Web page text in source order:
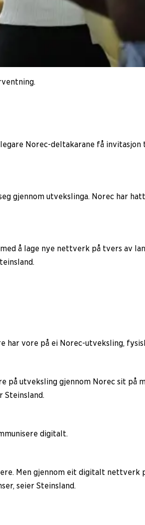
Norec-deltakarane få
gjennom utvekslinga. Norec har
å lage nye nettverk på tvers av
har vore på ei Norec-utveksling,
utveksling gjennom Norec sit på
Steinsland.
digitalt.
Men gjennom eit digitalt nettverk
seier Steinsland.